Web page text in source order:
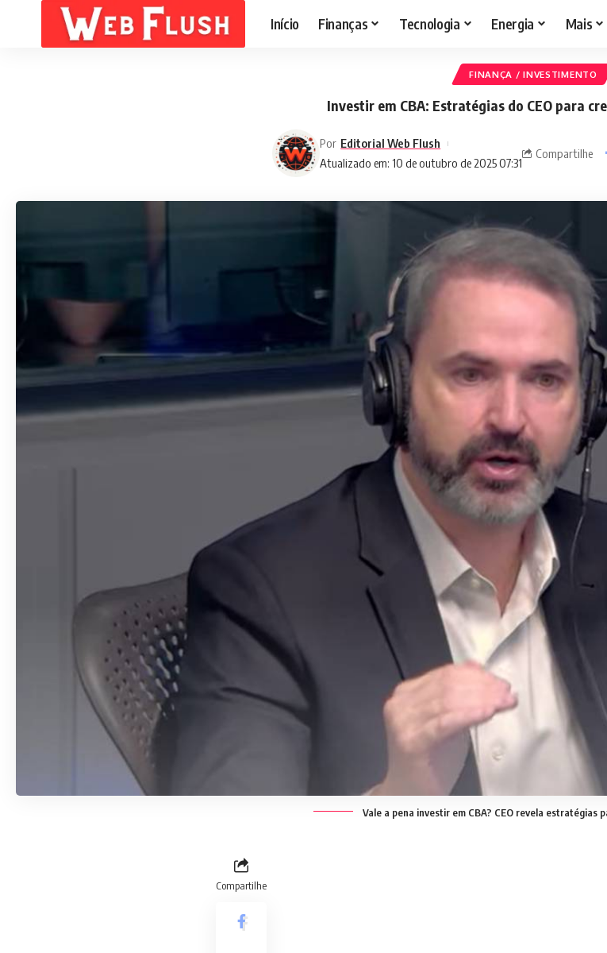
Início Finanças Tecnologia Energia Mais
FINANÇA / INVESTIMENTO
Investir em CBA: Estratégias do CEO para
Atualizado em: 10 de outubro de 2025 07:31
Por Editorial Web Flush
Compartilhe
Vale a pena investir em CBA? CEO revela estratégias
Compartilhe